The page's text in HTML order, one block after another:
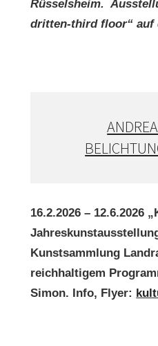
Rüsselsheim.
dritten-third floor“ auf
16.2.2026 – 12.6.2026
Kunstsammlung
reichhaltigem
Simon. Info, Flyer: